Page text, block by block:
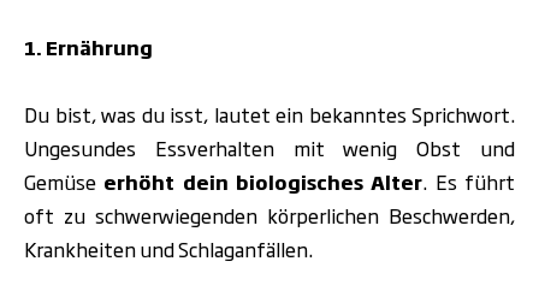
1. Ernährung
Du bist, was du isst, lautet ein bekanntes Sprichwort.
Ungesundes Essverhalten mit wenig Obst und
Gemüse erhöht dein biologisches Alter. Es führt
oft zu schwerwiegenden körperlichen Beschwerden,
Krankheiten und Schlaganfällen.